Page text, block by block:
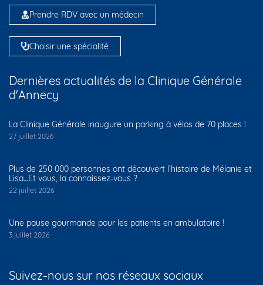
Prendre RDV avec un médecin
Choisir une spécialité
Dernières actualités de la Clinique Générale
d'Annecy
La Clinique Générale inaugure un parking à vélos de 70 places !
27 juillet 2026
Plus de 250 000 personnes ont découvert l’histoire de Mélanie et
Lisa…Et vous, la connaissez-vous ?
22 juillet 2026
Une pause gourmande pour les patients en ambulatoire !
3 juillet 2026
Suivez-nous sur nos réseaux sociaux